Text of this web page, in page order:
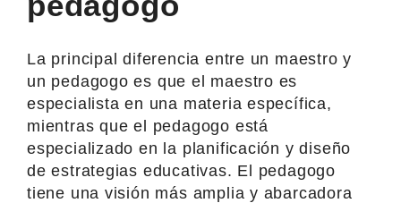
La principal diferencia entre un maestro y
un pedagogo es que el maestro es
especialista en una materia específica,
mientras que el pedagogo está
especializado en la planificación y diseño
de estrategias educativas. El pedagogo
tiene una visión más amplia y abarcadora